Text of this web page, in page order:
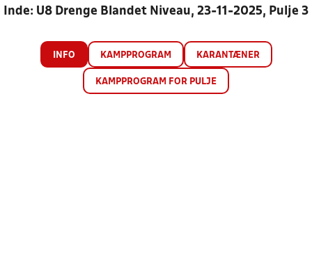
Inde: U8 Drenge Blandet Niveau, 23-11-2025, Pulje 3
INFO KAMPPROGRAM KARANTÆNER
KAMPPROGRAM FOR PULJE